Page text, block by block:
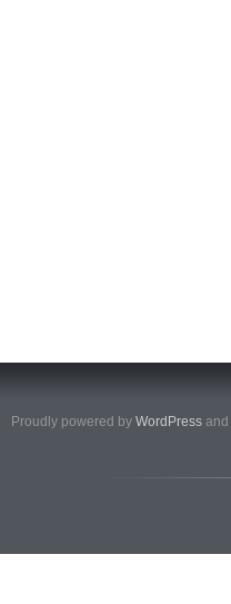
Proudly powered by WordPress and